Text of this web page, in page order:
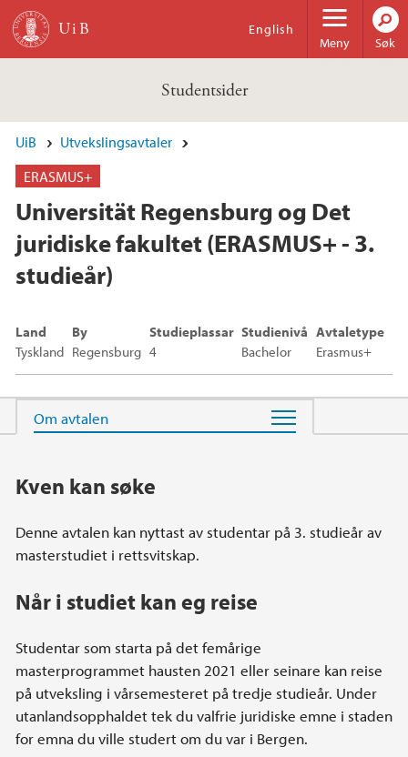
Hopp til hovedinnhold
Meny
English
Søk
Studentsider
UiB
Utvekslingsavtaler
ERASMUS+
Universität Regensburg og Det
juridiske fakultet (ERASMUS+ - 3.
studieår)
Land
Tyskland
By
Regensburg
Studieplassar
4
Studienivå
Bachelor
Avtaletype
Erasmus+
Hovedinnhold
Kven kan søke
Denne avtalen kan nyttast av studentar på 3. studieår av
masterstudiet i rettsvitskap.
Når i studiet kan eg reise
Studentar som starta på det femårige
masterprogrammet hausten 2021 eller seinare kan reise
på utveksling i vårsemesteret på tredje studieår. Under
utanlandsopphaldet tek du valfrie juridiske emne i staden
for emna du ville studert om du var i Bergen.